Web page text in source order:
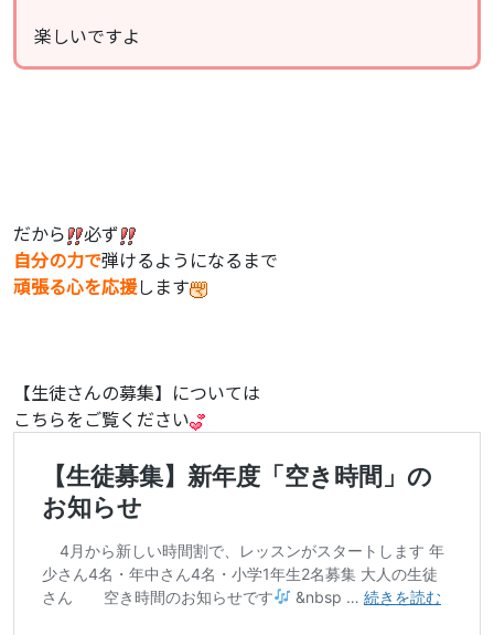
楽しいですよ
だから
必ず
自分の力で弾けるようになるまで
頑張る心を応援します
【生徒さんの募集】については
こちらをご覧ください